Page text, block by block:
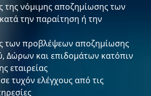
της νόµιµης αποζηµίωσης των
την παραίτηση ή την
των προβλέψεων αποζηµίωσης
Δώρων και επιδοµάτων κατόπιν
εταιρείας
τυχόν ελέγχους από τις